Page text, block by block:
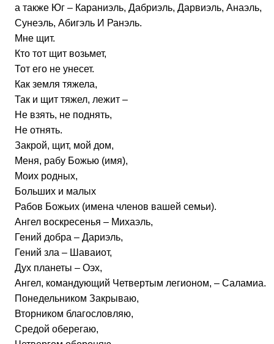
а также Юг – Караниэль, Дабриэль, Дарвиэль, Анаэль,
Сунеэль, Абигэль И Ранэль.
Мне щит.
Кто тот щит возьмет,
Тот его не унесет.
Как земля тяжела,
Так и щит тяжел, лежит –
Не взять, не поднять,
Не отнять.
Закрой, щит, мой дом,
Меня, рабу Божью (имя),
Моих родных,
Больших и малых
Рабов Божьих (имена членов вашей семьи).
Ангел воскресенья – Михаэль,
Гений добра – Дариэль,
Гений зла – Шаваиот,
Дух планеты – Оэх,
Ангел, командующий Четвертым легионом, – Саламиа.
Понедельником Закрываю,
Вторником благословляю,
Средой оберегаю,